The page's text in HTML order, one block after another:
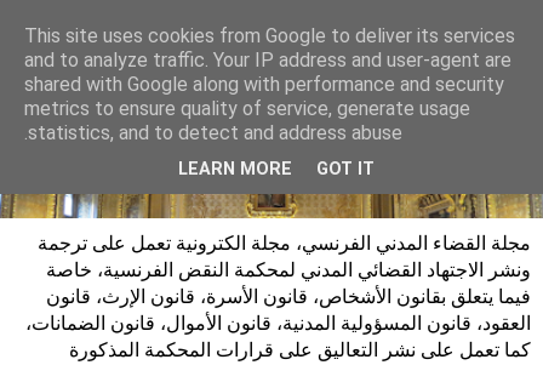
مجلة القضاء المدني الفرنسي، مجلة الكترونية تعمل على ترجمة
ونشر الاجتهاد القضائي المدني لمحكمة النقض الفرنسية، خاصة
فيما يتعلق بقانون الأشخاص، قانون الأسرة، قانون الإرث، قانون
العقود، قانون المسؤولية المدنية، قانون الأموال، قانون الضمانات،
كما تعمل على نشر التعاليق على قرارات المحكمة المذكورة
This site uses cookies from Google to deliver its services
and to analyze traffic. Your IP address and user-agent are
shared with Google along with performance and security
metrics to ensure quality of service, generate usage
statistics, and to detect and address abuse.
LEARN MORE GOT IT